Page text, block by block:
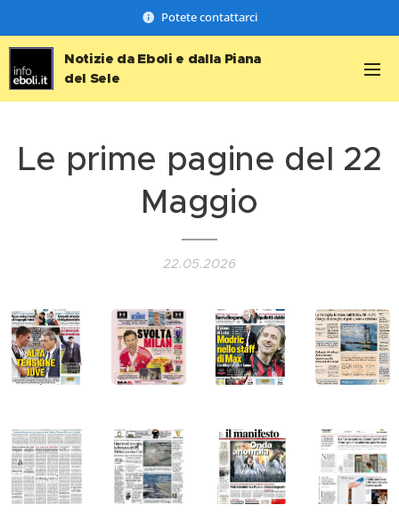
Potete contattarci
Notizie da Eboli e dalla Piana
del Sele
Le prime pagine del 22
Maggio
22.05.2026